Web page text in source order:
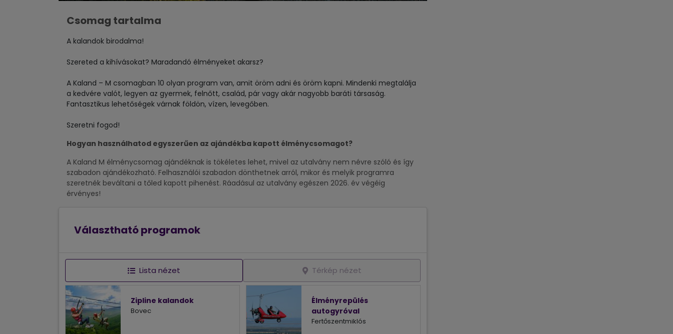
Csomag tartalma
A kalandok birodalma!
Szereted a kihívásokat? Maradandó élményeket akarsz?
A Kaland – M csomagban 10 olyan program van, amit öröm adni és öröm kapni. Mindenki megtalálja
a kedvére valót, legyen az gyermek, felnőtt, család, pár vagy akár nagyobb baráti társaság.
Fantasztikus lehetőségek várnak földön, vízen, levegőben.
Szeretni fogod!
Hogyan használhatod egyszerűen az ajándékba kapott élménycsomagot?
A Kaland M élménycsomag ajándéknak is tökéletes lehet, mivel az utalvány nem névre szóló és így
szabadon ajándékozható. Felhasználói szabadon dönthetnek arról, mikor és melyik programra
szeretnék beváltani a tőled kapott pihenést. Ráadásul az utalvány egészen 2026. év végéig
érvényes!
Választható programok
Lista nézet Térkép nézet
Zipline kalandok
Bovec
Élményrepülés
autogyróval
Fertőszentmiklós